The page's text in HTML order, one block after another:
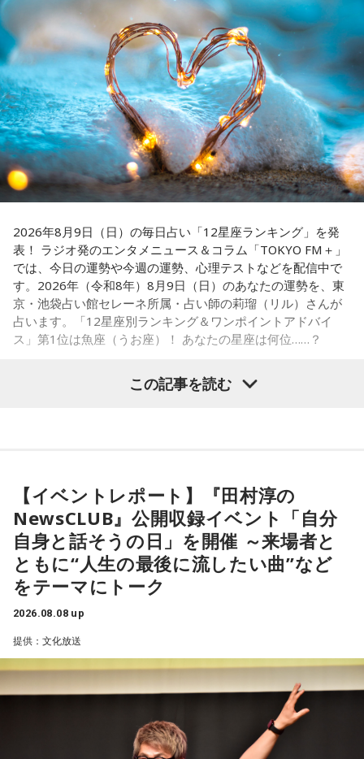
天使も悪魔も、どちらもあなたの一部。自分の中の両方を知
っておくことが、いざという時の本当の強さになるのかもし
れません。
■監修者プロフィール：蝶ちょ（ちょうちょ）
池袋占い館セレーネ所属。電話占いメルにも出演。第六感で
人の想いを捉える羅針盤ヒーラー。霊感タロット、四柱推
命、宿曜占星術でオーダーメイドの鑑定を手掛ける。転職、
結婚、離別など多くの経験から、今どう動くべきか悩む人に
Webサイト：https://selene-uranai.com/
YouTube： https://www.youtube.com/@ataru-uranai
説を務めるのは2013年以来、13年ぶりとなる。
ペナントレースも終盤に差し掛かり、古巣・ヤクルトにとっ
て勝負の夏となる神宮球場の一戦での髙津氏ならではの視点
に注目が集まる。
『ニッポン放送ショウアップナイター』では、今後も60周年
のアニバーサリーイヤーにふさわしい球界のレジェンドたち
がスペシャルゲスト解説者として登場する。さらに、リスナ
ーにとって嬉しい夏の味覚や現金が当たるプレゼント企画も
実施する。
■髙津臣吾 コメント
「ショウアップナイター」をお聴きの皆さま、ご無沙汰して
おります。
増す独特の緊張感を、ラジオを通じてお伝えできればと思い
「ニッポン放送ショウアップナイター ヤクルト×DeNA」
■放送日時：8月15日（土） 17時50分～試合終了 （延長対
応あり）
■スペシャルゲスト解説：髙津臣吾
■実況：師岡正雄アナウンサー
■番組X：@showup1242
■ハッシュタグ：#ショウアップナイター #60n
■メールアドレス：89@1242.com
https://www.1242.com/showup
2026年8月9日（日）の毎日占い「12星座ランキング」を発
表！ ラジオ発のエンタメニュース＆コラム「TOKYO FM＋」
では、今日の運勢や今週の運勢、心理テストなどを配信中で
す。2026年（令和8年）8月9日（日）のあなたの運勢を、東
京・池袋占い館セレーネ所属・占い師の莉瑠（リル）さんが
占います。「12星座別ランキング＆ワンポイントアドバイ
ス」第1位は魚座（うお座）！ あなたの星座は何位……？
【2位】蟹座（かに座）
好調な運気で心地よく過ごせる1日となりそうです。直感が冴
えやすい運気なので、選択に迷った際は自分の直感を参考に
してみてください。
【3位】蠍座（さそり座）
学びや成長ができそうな1日です。今日は視野が広がりやすく
学びが深まりそうです。海外のことに目を向けたり、探究心
を大切に過ごしてみましょう。
【4位】山羊座（やぎ座）
対人運が好調です。今日は1対1のコミュニケーションが大切
な日。パートナーや大切な友人と深い話をしたり、普段は話
しづらい話題を取り上げてみたりするには良いタイミングで
この記事を読む
【イベントレポート】『田村淳の
NewsCLUB』公開収録イベント「自分
自身と話そうの日」を開催 ～来場者と
ともに“人生の最後に流したい曲”など
をテーマにトーク
2026.08.08 up
提供：文化放送